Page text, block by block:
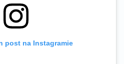
post na Instagramie